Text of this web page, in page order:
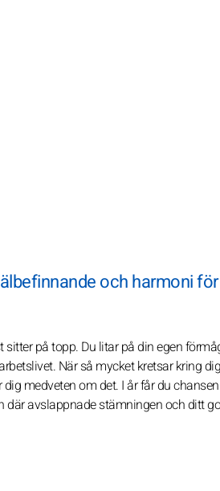
och harmoni
sitter på topp. Du litar på din egen
När så mycket kretsar kring
dig medveten om det. I år får du
där avslappnade stämningen och ditt